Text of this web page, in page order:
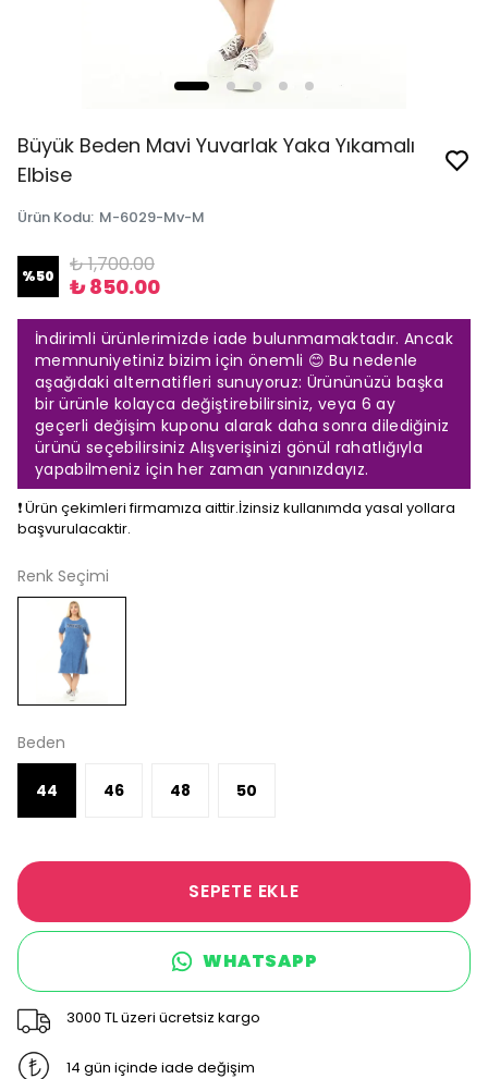
Büyük Beden Mavi Yuvarlak Yaka Yıkamalı
Elbise
Ürün Kodu: M-6029-Mv-M
%50 ₺ 1,700.00
₺ 850.00
İndirimli ürünlerimizde iade bulunmamaktadır. Ancak
memnuniyetiniz bizim için önemli 😊 Bu nedenle
aşağıdaki alternatifleri sunuyoruz: Ürününüzü başka
bir ürünle kolayca değiştirebilirsiniz, veya 6 ay
geçerli değişim kuponu alarak daha sonra dilediğiniz
ürünü seçebilirsiniz Alışverişinizi gönül rahatlığıyla
yapabilmeniz için her zaman yanınızdayız.
❗️ Ürün çekimleri firmamıza aittir.İzinsiz kullanımda yasal yollara
başvurulacaktir.
Renk Seçimi
Beden
44 46 48 50
SEPETE EKLE
WHATSAPP
3000 TL üzeri ücretsiz kargo
14 gün içinde iade değişim